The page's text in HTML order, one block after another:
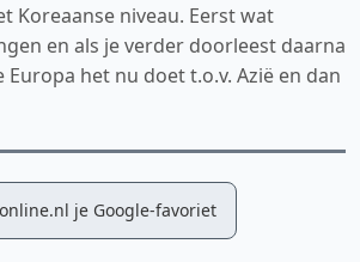
Koreaanse niveau. Eerst wat
en als je verder doorleest daarna
het nu doet t.o.v. Azië en dan
je Google-favoriet